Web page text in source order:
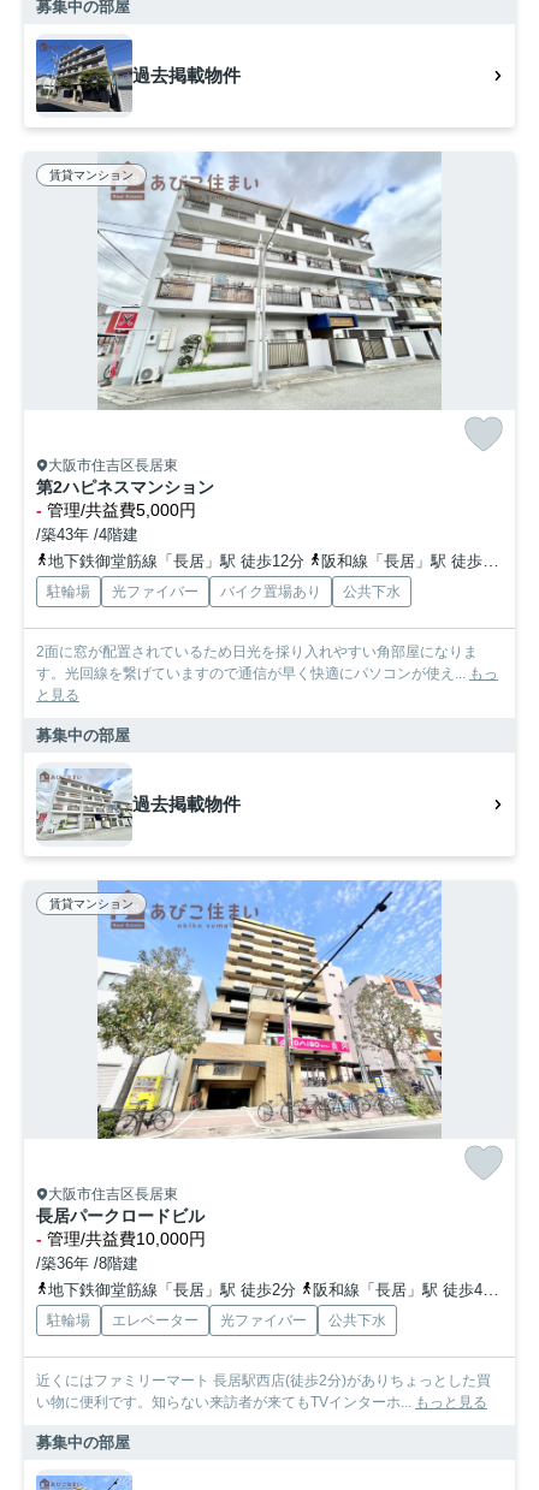
募集中の部屋
過去掲載物件
賃貸マンション
大阪市住吉区長居東
第2ハピネスマンション
- 管理/共益費5,000円
/築43年 /4階建
地下鉄御堂筋線「長居」駅 徒歩12分
阪和線「長居」駅 徒歩15分
駐輪場 光ファイバー バイク置場あり 公共下水
2面に窓が配置されているため日光を採り入れやすい角部屋になりま
す。光回線を繋げていますので通信が早く快適にパソコンが使え... もっ
と見る
募集中の部屋
過去掲載物件
賃貸マンション
大阪市住吉区長居東
長居パークロードビル
- 管理/共益費10,000円
/築36年 /8階建
地下鉄御堂筋線「長居」駅 徒歩2分
阪和線「長居」駅 徒歩4分
駐輪場 エレベーター 光ファイバー 公共下水
近くにはファミリーマート 長居駅西店(徒歩2分)がありちょっとした買
い物に便利です。知らない来訪者が来てもTVインターホ... もっと見る
募集中の部屋